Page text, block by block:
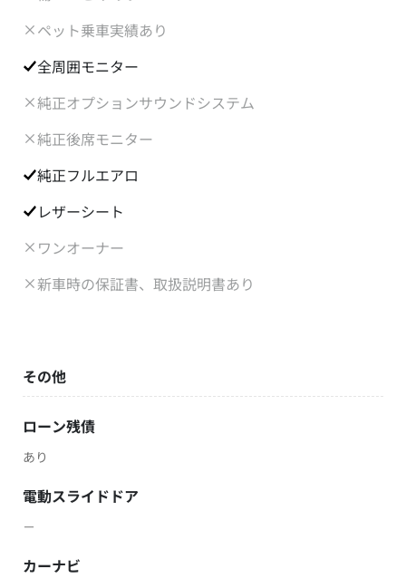
ペット乗車実績あり
全周囲モニター
純正オプションサウンドシステム
純正後席モニター
純正フルエアロ
レザーシート
ワンオーナー
新車時の保証書、取扱説明書あり
その他
ローン残債
あり
電動スライドドア
－
カーナビ